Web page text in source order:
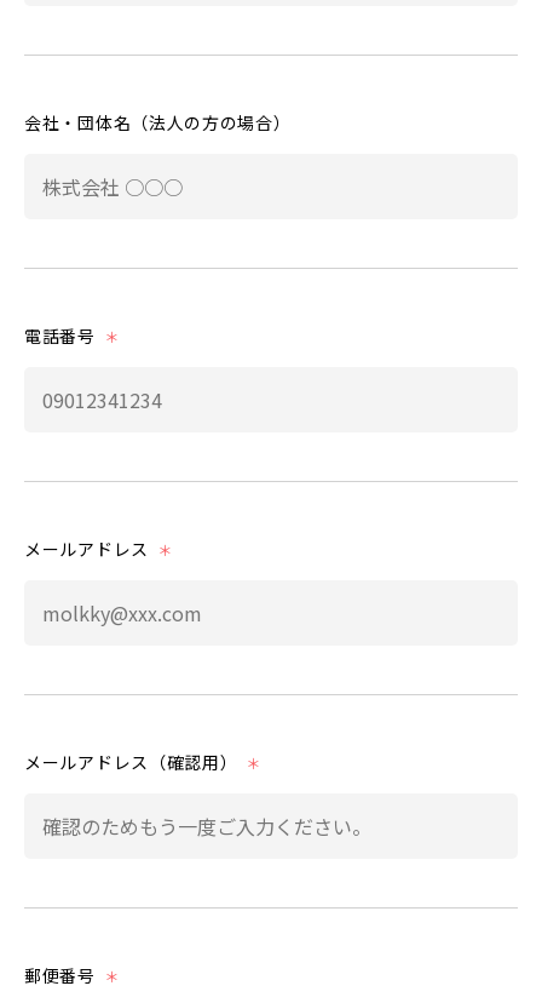
会社・団体名（法人の方の場合）
電話番号 ＊
メールアドレス ＊
メールアドレス（確認用） ＊
郵便番号 ＊